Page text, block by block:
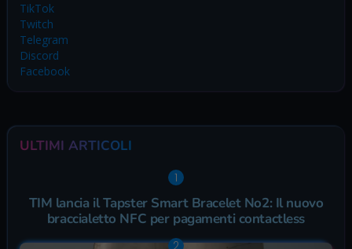
TikTok
Twitch
Telegram
Discord
Facebook
ULTIMI ARTICOLI
TIM lancia il Tapster Smart Bracelet No2: Il nuovo
braccialetto NFC per pagamenti contactless